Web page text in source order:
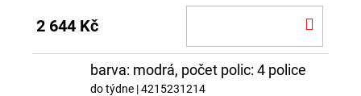
2 644 Kč
barva: modrá, počet polic: 4 police
do týdne | 4215231214